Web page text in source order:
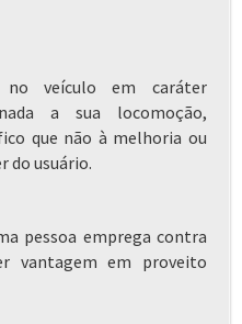
no veículo em caráter
a sua locomoção,
que não à melhoria ou
do usuário.
pessoa emprega contra
vantagem em proveito